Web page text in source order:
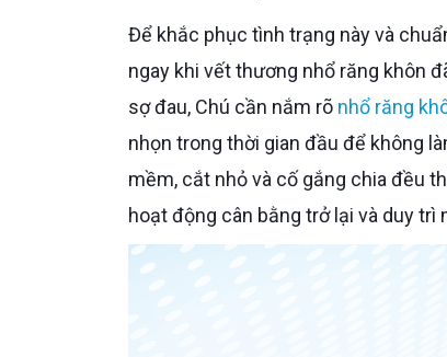
Để khắc phục tình trạng này và chuẩn bị tốt nhất cho việc trồng răng, Chú cần tập ăn nhai lại đều hai bên
ngay khi vết thương nhổ răng khôn
sợ đau, Chú cần nắm rõ nhổ răng
nhọn trong thời gian đầu để không
mềm, cắt nhỏ và cố gắng chia đều
hoạt động cân bằng trở lại và duy